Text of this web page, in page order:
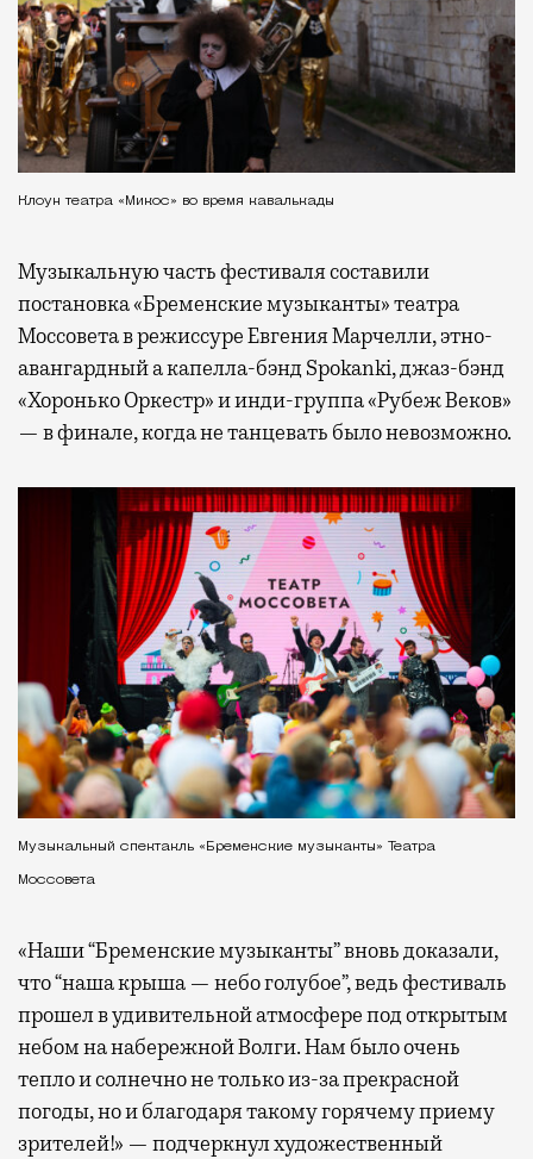
Клоун театра «Микос» во время кавалькады
Музыкальную часть фестиваля составили
постановка «Бременские музыканты» театра
Моссовета в режиссуре Евгения Марчелли, этно-
авангардный а капелла-бэнд Spokanki, джаз-бэнд
«Хоронько Оркестр» и инди-группа «Рубеж Веков»
— в финале, когда не танцевать было невозможно.
Музыкальный спектакль «Бременские музыканты» Театра
Моссовета
«Наши “Бременские музыканты” вновь доказали,
что “наша крыша — небо голубое”, ведь фестиваль
прошел в удивительной атмосфере под открытым
небом на набережной Волги. Нам было очень
тепло и солнечно не только из-за прекрасной
погоды, но и благодаря такому горячему приему
зрителей!» — подчеркнул художественный